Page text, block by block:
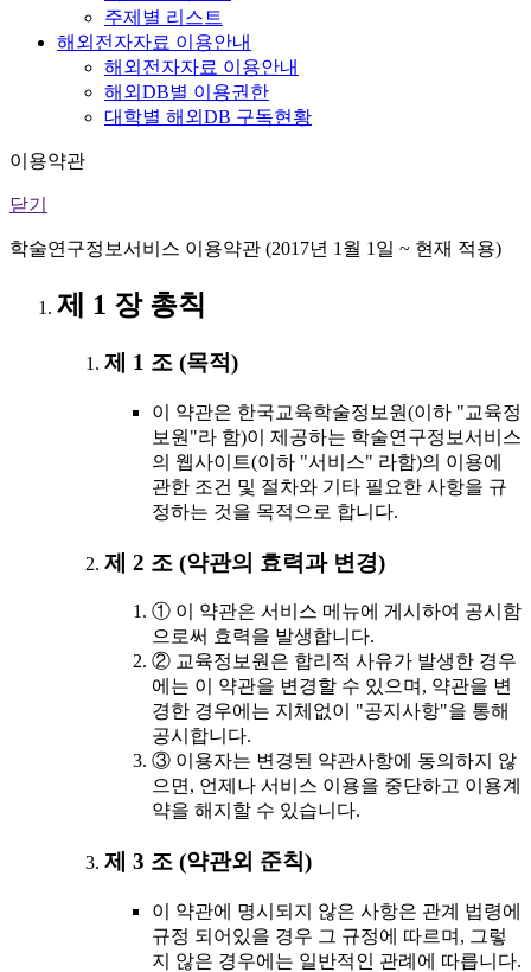
주제별 리스트
해외전자자료 이용안내
해외전자자료 이용안내
해외DB별 이용권한
대학별 해외DB 구독현황
이용약관
닫기
학술연구정보서비스 이용약관 (2017년 1월 1일 ~ 현재 적용)
제 1 장 총칙
제 1 조 (목적)
이 약관은 한국교육학술정보원(이하 "교육정
보원"라 함)이 제공하는 학술연구정보서비스
의 웹사이트(이하 "서비스" 라함)의 이용에
관한 조건 및 절차와 기타 필요한 사항을 규
정하는 것을 목적으로 합니다.
제 2 조 (약관의 효력과 변경)
① 이 약관은 서비스 메뉴에 게시하여 공시함
으로써 효력을 발생합니다.
② 교육정보원은 합리적 사유가 발생한 경우
에는 이 약관을 변경할 수 있으며, 약관을 변
경한 경우에는 지체없이 "공지사항"을 통해
공시합니다.
③ 이용자는 변경된 약관사항에 동의하지 않
으면, 언제나 서비스 이용을 중단하고 이용계
약을 해지할 수 있습니다.
제 3 조 (약관외 준칙)
이 약관에 명시되지 않은 사항은 관계 법령에
규정 되어있을 경우 그 규정에 따르며, 그렇
지 않은 경우에는 일반적인 관례에 따릅니다.